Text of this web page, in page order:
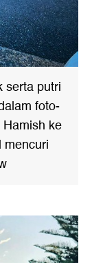
serta putri
foto-
ke